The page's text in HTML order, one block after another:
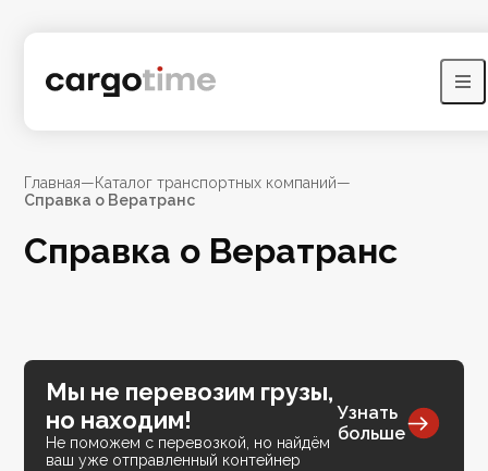
Главная—Каталог транспортных компаний—
Справка о Вератранс
Справка о Вератранс
Мы не перевозим грузы,
но находим!
Не поможем с перевозкой, но найдём
ваш уже отправленный контейнер
Узнать
больше